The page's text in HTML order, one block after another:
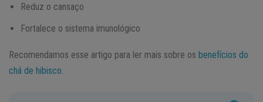
Reduz o cansaço
Fortalece o sistema imunológico
Recomendamos esse artigo para ler mais sobre os benefícios do
chá de hibisco.